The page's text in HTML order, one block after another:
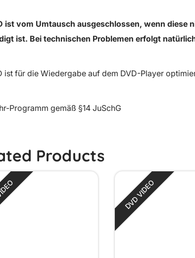
ist vom Umtausch ausgeschlossen, wenn
ist. Bei technischen Problemen erfolgt
ist für die Wiedergabe auf dem DVD-Player
Programm gemäß §14 JuSchG
Products
DVD VIDEO